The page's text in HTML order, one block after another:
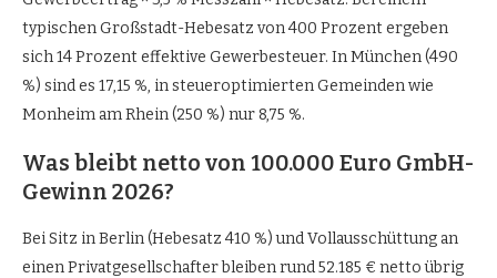
typischen Großstadt-Hebesatz von 400 Prozent ergeben
sich 14 Prozent effektive Gewerbesteuer. In München (490
%) sind es 17,15 %, in steueroptimierten Gemeinden wie
Monheim am Rhein (250 %) nur 8,75 %.
Was bleibt netto von 100.000 Euro GmbH-
Gewinn 2026?
Bei Sitz in Berlin (Hebesatz 410 %) und Vollausschüttung an
einen Privatgesellschafter bleiben rund 52.185 € netto übrig